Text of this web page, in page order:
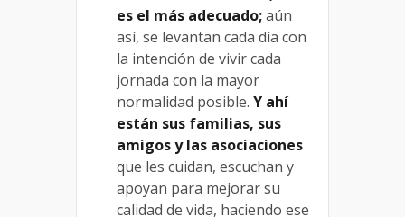
es el más adecuado;aún
así, se levantan cada día con
la intención de vivir cada
jornada con la mayor
normalidad posible. Y ahí
están sus familias, sus
amigos y las asociaciones
que les cuidan, escuchan y
apoyan para mejorar su
calidad de vida, haciendo ese